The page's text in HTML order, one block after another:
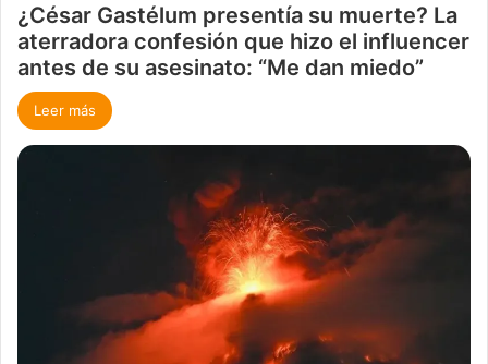
¿César Gastélum presentía su muerte? La
aterradora confesión que hizo el influencer
antes de su asesinato: “Me dan miedo”
Leer más